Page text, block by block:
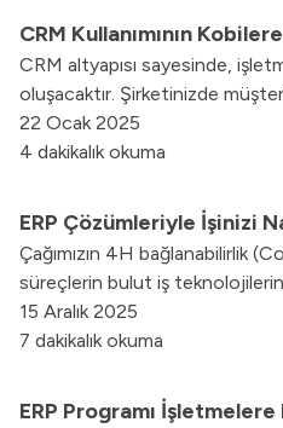
CRM Kullanımının
Fayda Nedir?
CRM altyapısı sayesinde,
oluşacaktır. Şirketinizde
excelde, dosyalarda veya
yazılımında toplanacaktır.
22 Ocak 2025
4 dakikalık okuma
ERP Çözümleriyle İşinizi
Kolaylaştırabilirsiniz?
Çağımızın 4H bağlanabilirlik
süreçlerin bulut iş
hazırlıyor. Web ERP, Cloud
yapabileceklerinizi burada
15 Aralık 2025
7 dakikalık okuma
ERP Programı